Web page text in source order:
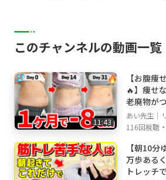
-
🌹SNS🌹
-
■Instagram
https://www.instagram.com/
■Voicy
https://voicy.jp/channel/2275
このチャンネルの動画一覧
11:43
【お腹痩
🔥】痩せ
老廃物が
いる
あい先生｜
116回視聴 ・
【朝10分
万歩ある
トレッチ